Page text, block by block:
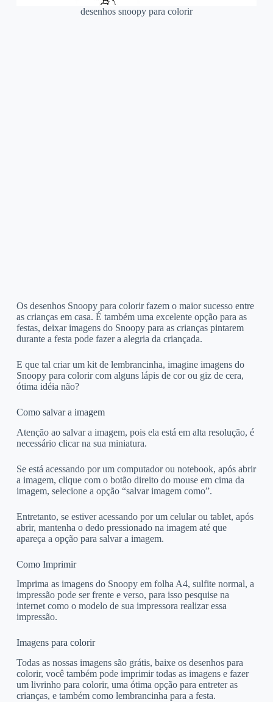
desenhos snoopy para colorir
Os desenhos Snoopy para colorir fazem o maior sucesso entre
as crianças em casa. É também uma excelente opção para as
festas, deixar imagens do Snoopy para as crianças pintarem
durante a festa pode fazer a alegria da criançada.
E que tal criar um kit de lembrancinha, imagine imagens do
Snoopy para colorir com alguns lápis de cor ou giz de cera,
ótima idéia não?
Como salvar a imagem
Atenção ao salvar a imagem, pois ela está em alta resolução, é
necessário clicar na sua miniatura.
Se está acessando por um computador ou notebook, após abrir
a imagem, clique com o botão direito do mouse em cima da
imagem, selecione a opção “salvar imagem como”.
Entretanto, se estiver acessando por um celular ou tablet, após
abrir, mantenha o dedo pressionado na imagem até que
apareça a opção para salvar a imagem.
Como Imprimir
Imprima as imagens do Snoopy em folha A4, sulfite normal, a
impressão pode ser frente e verso, para isso pesquise na
internet como o modelo de sua impressora realizar essa
impressão.
Imagens para colorir
Todas as nossas imagens são grátis, baixe os desenhos para
colorir, você também pode imprimir todas as imagens e fazer
um livrinho para colorir, uma ótima opção para entreter as
crianças, e também como lembrancinha para a festa.